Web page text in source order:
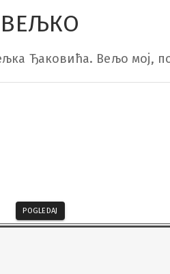
ВЕЉКО
Ђаковића. Вељо мој,
POGLEDAJ